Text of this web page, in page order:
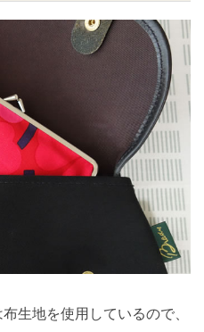
生地を使用しているので、